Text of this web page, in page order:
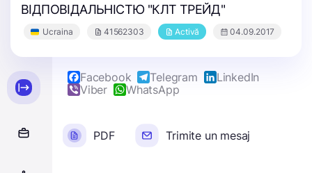
ВІДПОВІДАЛЬНІСТЮ "КЛТ ТРЕЙД"
Ucraina 41562303 Activă 04.09.2017
Facebook Telegram
LinkedIn
Viber
WhatsApp
PDF Trimite un mesaj